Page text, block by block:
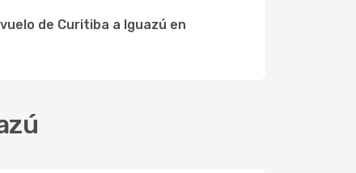
de Curitiba a Iguazú en